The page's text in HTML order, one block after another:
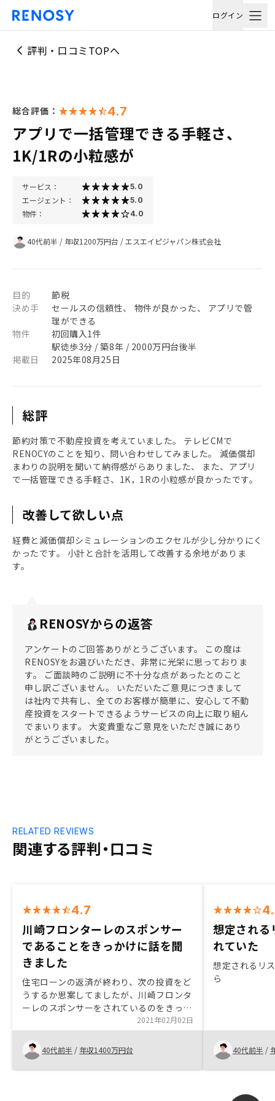
ログイン
評判・口コミTOPへ
総合評価： 4.7
アプリで一括管理できる手軽さ、
1K/1Rの小粒感が
サービス： 5.0
エージェント： 5.0
物件： 4.0
40代前半 / 年収1200万円台 /エスエイピジャパン株式会社
目的
節税
決め手
セールスの信頼性、 物件が良かった、 アプリで管
理ができる
物件
初回購入1件
駅徒歩3分 / 築8年 / 2000万円台後半
掲載日
2025年08月25日
総評
節約対策で不動産投資を考えていました。 テレビCMで
RENOCYのことを知り、問い合わせしてみました。 減価償却
まわりの説明を聞いて納得感がらありました、 また、アプリ
で一括管理できる手軽さ、1K，1Rの小粒感が良かったです。
改善して欲しい点
経費と減価償却シミュレーションのエクセルが少し分かりにく
かったです。 小計と合計を活用して改善する余地がありま
す。
RENOSYからの返答
アンケートのご回答ありがとうございます。 この度は
RENOSYをお選びいただき、非常に光栄に思っておりま
す。 ご面談時のご説明に不十分な点があったとのこと
申し訳ございません。 いただいたご意見につきまして
は社内で共有し、全てのお客様が簡単に、安心して不動
産投資をスタートできるようサービスの向上に取り組ん
でまいります。 大変貴重なご意見をいただき誠にあり
がとうございました。
関連する評判・口コミ
RELATED REVIEWS
4.7
川崎フロンターレのスポンサー
であることをきっかけに話を聞
きました
住宅ローンの返済が終わり、次の投資をど
うするか思案してましたが、川崎フロンタ
ーレのスポンサーをされているのをきっか
けに話を聞こうと思いました。初めての不
動産投資だったので、かなり不安が有りま
したが、説明を丁寧にして頂いたのと、い
い物件を紹介してもらったので購入に踏み
切りました。ここまでは満足してました
2021年02月02日
40代前半 / 年収1400万円台
想定される
れていた
想定されるリ
ら
40代前半 /